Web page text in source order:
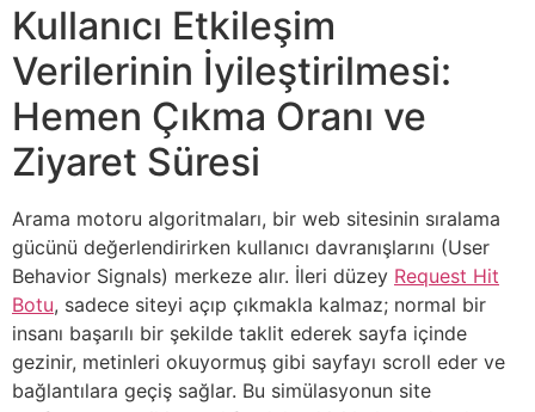
Kullanıcı Etkileşim
Verilerinin İyileştirilmesi:
Hemen Çıkma Oranı ve
Ziyaret Süresi
Arama motoru algoritmaları, bir web sitesinin sıralama
gücünü değerlendirirken kullanıcı davranışlarını (User
Behavior Signals) merkeze alır. İleri düzey Request Hit
Botu, sadece siteyi açıp çıkmakla kalmaz; normal bir
insanı başarılı bir şekilde taklit ederek sayfa içinde
gezinir, metinleri okuyormuş gibi sayfayı scroll eder ve
bağlantılara geçiş sağlar. Bu simülasyonun site